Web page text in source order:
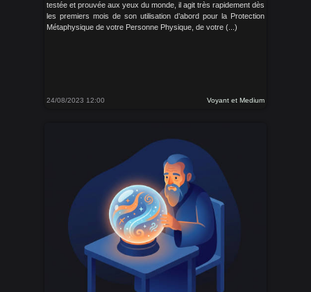
testée et prouvée aux yeux du monde, il agit très rapidement dès
les premiers mois de son utilisation d’abord pour la Protection
Métaphysique de votre Personne Physique, de votre (...)
24/08/2023 12:00 Voyant et Medium